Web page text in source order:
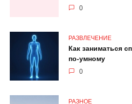
0
РАЗВЛЕЧЕНИЕ
Как заниматься
по-умному
0
РАЗНОЕ